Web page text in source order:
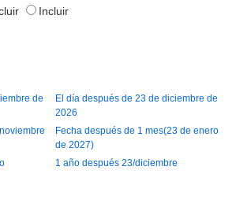
Incluir
de
El día después de 23 de diciembre de
2026
Fecha después de 1 mes(23 de enero
de 2027)
1 año después 23/diciembre